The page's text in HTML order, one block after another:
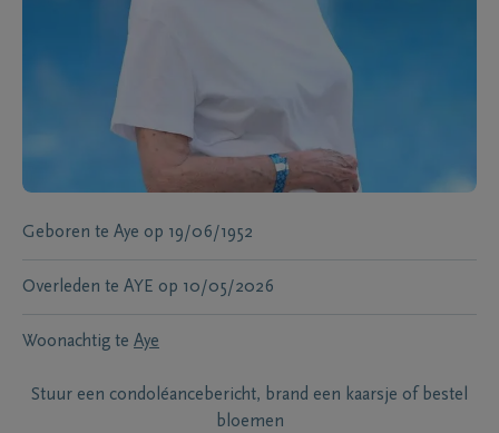
Geboren te Aye op 19/06/1952
Overleden te AYE op 10/05/2026
Woonachtig te Aye
Stuur een condoléancebericht, brand een kaarsje of bestel
bloemen